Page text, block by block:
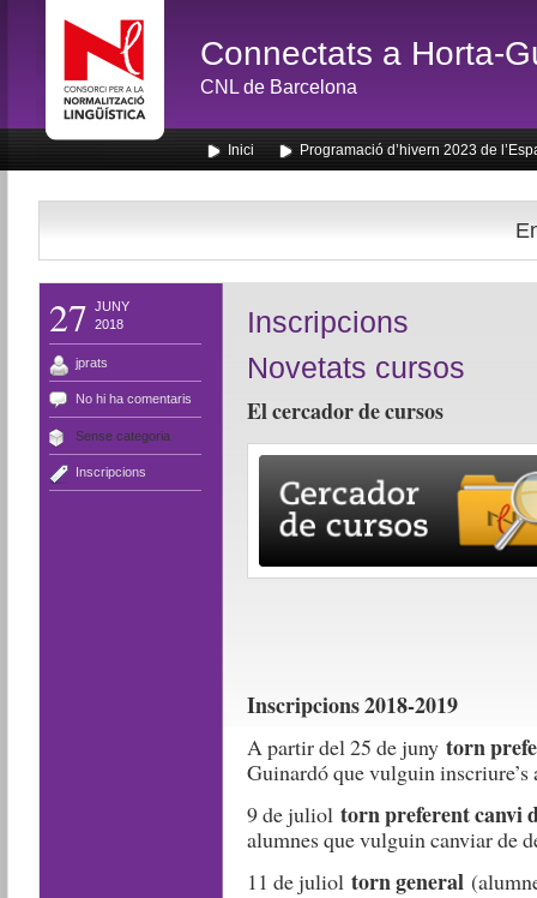
Connectats a Horta-
CNL de Barcelona
Inici Programació d’hivern 2023 de
27 JUNY
2018
jprats
No hi ha comentaris
Sense categoria
Inscripcions
Inscripcions
Novetats cursos
El cercador de cursos
Inscripcions 2018-2019
A partir del 25 de junytorn
Guinardó que vulguin
9 de juliol torn preferent canvi
alumnes que vulguin canviar de
11 de julioltorn general